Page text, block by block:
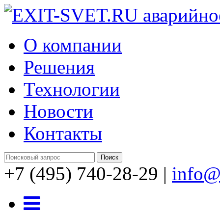
О компании
Решения
Технологии
Новости
Контакты
+7 (495) 740-28-29 |